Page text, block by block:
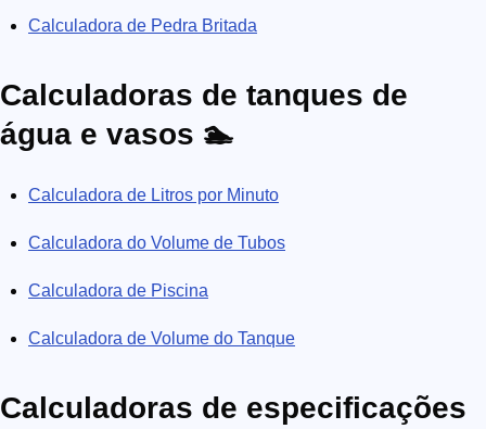
Calculadora de Pedra Britada
Calculadoras de tanques de
água e vasos 🏊
Calculadora de Litros por Minuto
Calculadora do Volume de Tubos
Calculadora de Piscina
Calculadora de Volume do Tanque
Calculadoras de especificações